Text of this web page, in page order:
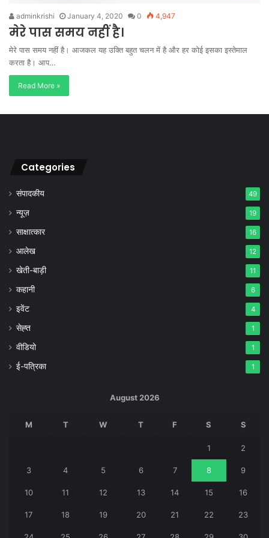
adminkrishi January 4, 2020 0 4,947
मेरे पास समय नहीं है।
मेरे पास समय नहीं है। आजकल यह उक्ति बहुत चलन में है और हर कोई इसका इस्तेमाल
करता है। आप…
Read More »
Categories
संपादकीय 49
न्यूज़ 19
साक्षात्कार 16
आलेख 12
खेती-बाड़ी 11
कहानी 6
इवेंट 4
सेह्त 1
वीडियो 1
ई-पत्रिका 1
August 2026
M T W T F S S
1 2
3 4 5 6 7 8 9
10 11 12 13 14 15 16
17 18 19 20 21 22 23